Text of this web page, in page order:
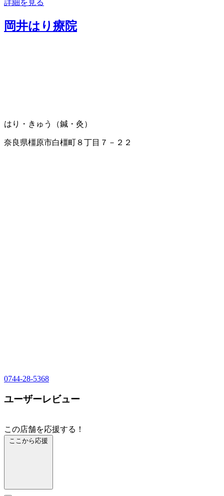
詳細を見る
岡井はり療院
はり・きゅう（鍼・灸）
奈良県橿原市白橿町８丁目７－２２
0744-28-5368
ユーザーレビュー
この店舗を応援する！
ここから応援